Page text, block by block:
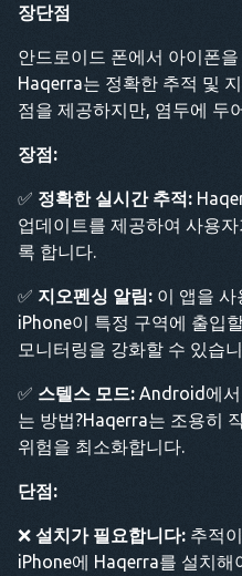
장단점
안드로이드 폰에서 아이폰
Haqerra는 정확한 추적 및
점을 제공하지만, 염두에 두
장점:
✅ 정확한 실시간 추적:
업데이트를 제공하여 사용
록 합니다.
✅ 지오펜싱 알림: 이 앱을
iPhone이 특정 구역에 출입
모니터링을 강화할 수 있습
✅ 스텔스 모드: Android에서
는 방법?Haqerra는 조용히
위험을 최소화합니다.
단점:
❌ 설치가 필요합니다: 추적
iPhone에 Haqerra를 설치해